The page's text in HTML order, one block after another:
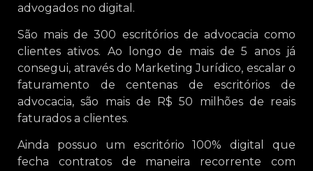
advogados no digital.
São mais de 300 escritórios de advocacia como
clientes ativos. Ao longo de mais de 5 anos já
consegui, através do Marketing Jurídico, escalar o
faturamento de centenas de escritórios de
advocacia, são mais de R$ 50 milhões de reais
faturados a clientes.
Ainda possuo um escritório 100% digital que
fecha contratos de maneira recorrente com